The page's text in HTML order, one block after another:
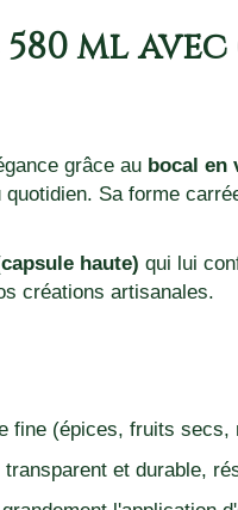
ml
grâce au bocal en
Sa forme
haute) qui lui
créations artisanales.
fine (épices, fruits
et durable,